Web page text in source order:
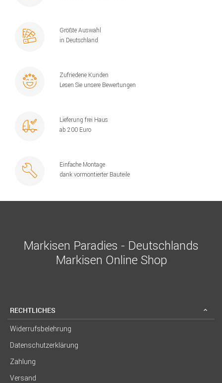
Größte Auswahl
in Deutschland
Zufriedene Kunden
Lesen Sie unsere Bewertungen
Lieferung frei Haus
ab 200 Euro
Einfache Montage
dank vormontierter Bauteile
Markisen Paradies - Deutschlands
Markisen Online Shop
RECHTLICHES
Widerrufsbelehrung
Datenschutzerklärung
Zahlung
Versand